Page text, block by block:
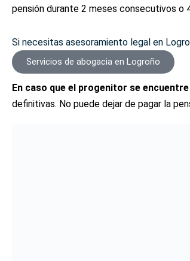
pensión durante 2 meses consecutivos o
Si necesitas asesoramiento legal en
Servicios de abogacia en Logroño
En caso que el progenitor se
definitivas. No puede dejar de pagar la